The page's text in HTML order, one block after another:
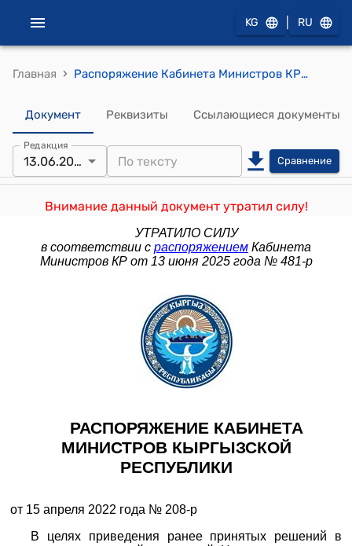
KG RU
Главная › Распоряжение Кабинета Министров КР от 15 апреля 2022 года № 208-р В целях приведения ранее принятых решений в соответствие с новой редакцией Налогового кодекса Кыргызской Республики, бесперебойного обеспечения этиловым спиртом потребителей и субъектов, использующих этиловый спирт в медицинских ветеринарных, технических и иных целях:
Документ Реквизиты Ссылающиеся документы
Редакция
13.06.2025 Сравнение
Внимание данный документ утратил силу!